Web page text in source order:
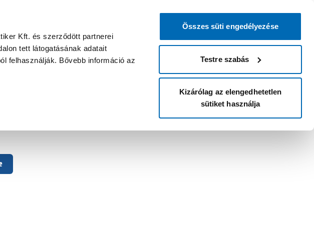
Kft. és szerződött partnerei
tett látogatásának adatait
felhasználják. Bővebb információ az
Összes süti engedélyezése
Testre szabás
Kizárólag az elengedhetetlen
sütiket használja